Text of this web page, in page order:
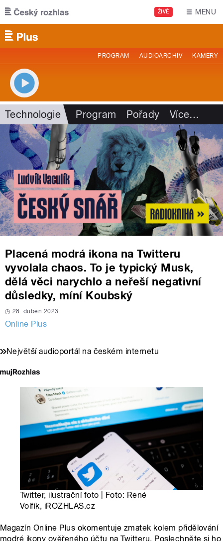
Přejít k hlavnímu obsahu
ŽIVĚ MENU
PROGRAM AUDIOARCHIV KAMERY
Technologie Program Pořady Více…
Placená modrá ikona na Twitteru
vyvolala chaos. To je typický Musk,
dělá věci narychlo a neřeší negativní
důsledky, míní Koubský
28. duben 2023
Online Plus
Největší audioportál na českém internetu
Twitter, ilustrační foto | Foto: René
Volfík, iROZHLAS.cz
Magazín Online Plus okomentuje zmatek kolem přidělování
modré ikony ověřeného účtu na Twitteru. Poslechněte si ho